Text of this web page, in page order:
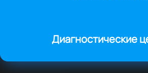
Диагностические